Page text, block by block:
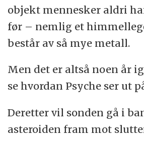
objekt mennesker aldri
før – nemlig et
består av så mye metall.
Men det er altså noen år
se hvordan Psyche ser ut
Deretter vil sonden gå i
asteroiden fram mot